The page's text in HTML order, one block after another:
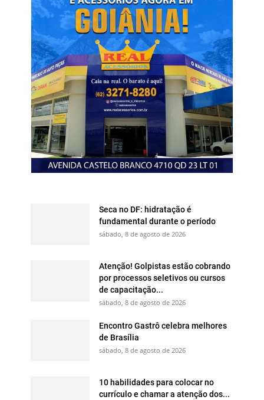
Seca no DF: hidratação é
fundamental durante o período
sábado, 8 de agosto de 2026
Atenção! Golpistas estão cobrando
por processos seletivos ou cursos
de capacitação...
sábado, 8 de agosto de 2026
Encontro Gastrô celebra melhores
de Brasília
sábado, 8 de agosto de 2026
10 habilidades para colocar no
currículo e chamar a atenção dos...